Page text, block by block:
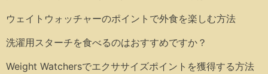
ウェイトウォッチャーのポイントで外食を楽しむ方法
洗濯用スターチを食べるのはおすすめですか？
Weight Watchersでエクササイズポイントを獲得する方法